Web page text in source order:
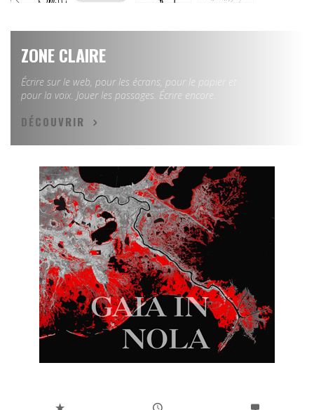
ZONE CLAIRE
Écrire sur le web, pour les écrans, pour le papier et
pour la voix. Jouer les passages. Écrire encore.
DÉCOUVRIR